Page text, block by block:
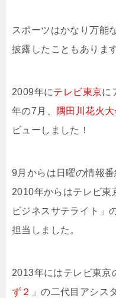
スポーツはかなり万能
披露したこともあります
2009年にテレビ東京に
年の7月、
隅田川花火大
ビューしました！
9月からは日曜の情報番
2010年からはテレビ東
ビジネスサテライト」
担当しました。
2013年にはテレビ東京
ず２」の二代目アシス